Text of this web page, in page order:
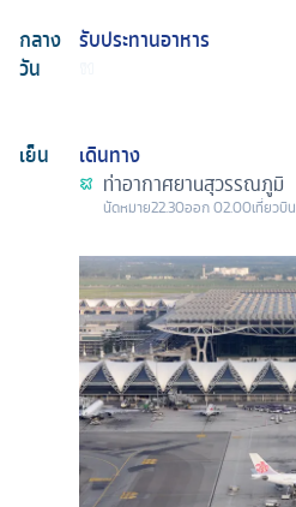
กลาง
วัน
รับประทานอาหาร
เย็น
เดินทาง
ท่าอากาศยานสุวรรณภูมิ
นัดหมาย22.30ออก02.00เที่ยวบิน